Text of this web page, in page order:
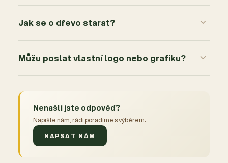
Jak se o dřevo starat?
Můžu poslat vlastní logo nebo grafiku?
Nenašli jste odpověď?
Napište nám, rádi poradíme s výběrem.
NAPSAT NÁM